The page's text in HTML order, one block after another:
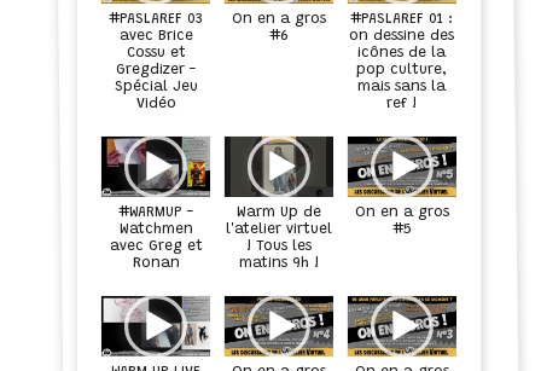
#PASLAREF 03
avec Brice
Cossu et
Gregdizer -
Spécial Jeu
Vidéo
On en a gros
#6
#PASLAREF 01 :
on dessine des
icônes de la
pop culture,
mais sans la
ref !
#WARMUP -
Watchmen
avec Greg et
Ronan
Warm Up de
l'atelier virtuel
! Tous les
matins 9h !
On en a gros
#5